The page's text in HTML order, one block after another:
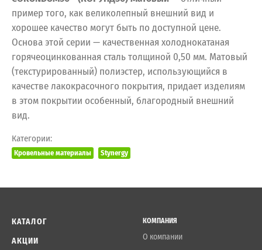
пример того, как великолепный внешний вид и
хорошее качество могут быть по доступной цене.
Основа этой серии — качественная холоднокатаная
горячеоцинкованная сталь толщиной 0,50 мм. Матовый
(текстурированный) полиэстер, использующийся в
качестве лакокрасочного покрытия, придает изделиям
в этом покрытии особенный, благородный внешний
вид.
Категории:
Кровельные материалы Stynergy
КАТАЛОГ
АКЦИИ
КОМПАНИЯ
О компании